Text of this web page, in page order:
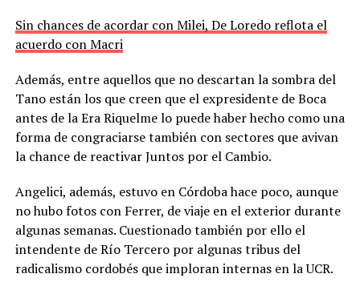
Sin chances de acordar con Milei, De Loredo reflota el
acuerdo con Macri
Además, entre aquellos que no descartan la sombra del
Tano están los que creen que el expresidente de Boca
antes de la Era Riquelme lo puede haber hecho como una
forma de congraciarse también con sectores que avivan
la chance de reactivar Juntos por el Cambio.
Angelici, además, estuvo en Córdoba hace poco, aunque
no hubo fotos con Ferrer, de viaje en el exterior durante
algunas semanas. Cuestionado también por ello el
intendente de Río Tercero por algunas tribus del
radicalismo cordobés que imploran internas en la UCR.